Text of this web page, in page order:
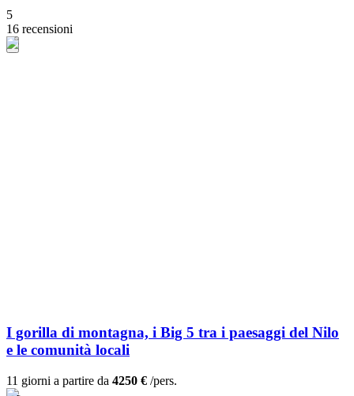
5
16 recensioni
I gorilla di montagna, i Big 5 tra i paesaggi del Nilo
e le comunità locali
11 giorni a partire da 4250 € /pers.